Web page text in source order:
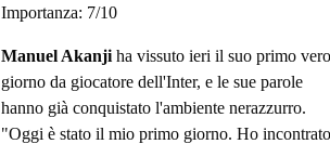
Importanza: 7/10
Manuel Akanji ha vissuto ieri il suo primo vero
giorno da giocatore dell'Inter, e le sue parole
hanno già conquistato l'ambiente nerazzurro.
"Oggi è stato il mio primo giorno. Ho incontrato